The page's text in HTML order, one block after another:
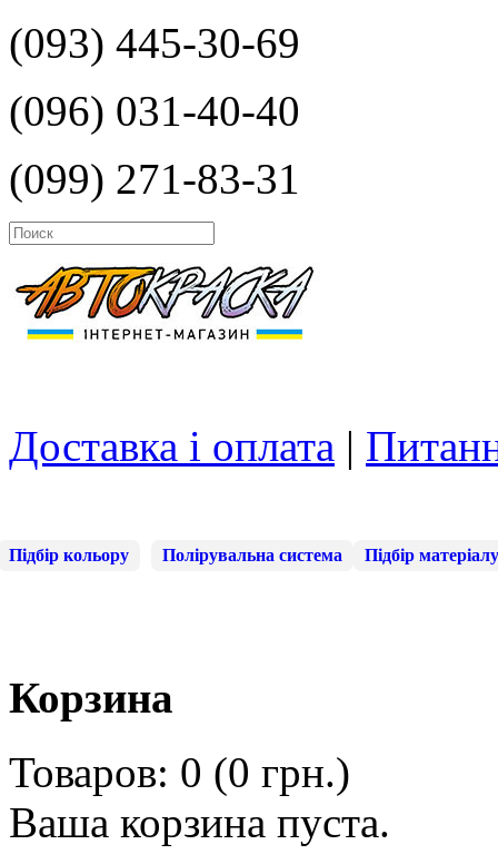
(093) 445-30-69
(096) 031-40-40
(099) 271-83-31
Доставка і оплата |
Підбір кольору Полірувальна система Підбір матеріалу
Корзина
Товаров: 0 (0 грн.)
Ваша корзина пуста.